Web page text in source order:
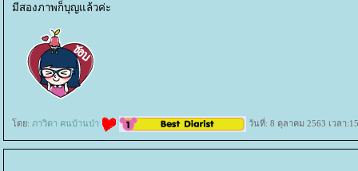
มีสองภาพก็บุญแล้วค่ะ
ดย: ภาวิดา คนบ้านป่า วันที่: 8 ตุลาคม 2563 เวลา